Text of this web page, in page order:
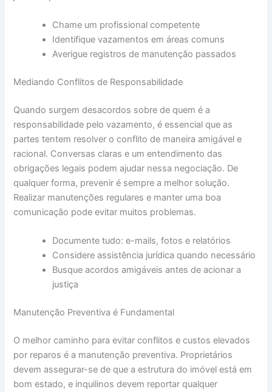
Chame um profissional competente
Identifique vazamentos em áreas comuns
Averigue registros de manutenção passados
Mediando Conflitos de Responsabilidade
Quando surgem desacordos sobre de quem é a
responsabilidade pelo vazamento, é essencial que as
partes tentem resolver o conflito de maneira amigável e
racional. Conversas claras e um entendimento das
obrigações legais podem ajudar nessa negociação. De
qualquer forma, prevenir é sempre a melhor solução.
Realizar manutenções regulares e manter uma boa
comunicação pode evitar muitos problemas.
Documente tudo: e-mails, fotos e relatórios
Considere assistência jurídica quando necessário
Busque acordos amigáveis antes de acionar a
justiça
Manutenção Preventiva é Fundamental
O melhor caminho para evitar conflitos e custos elevados
por reparos é a manutenção preventiva. Proprietários
devem assegurar-se de que a estrutura do imóvel está em
bom estado, e inquilinos devem reportar qualquer